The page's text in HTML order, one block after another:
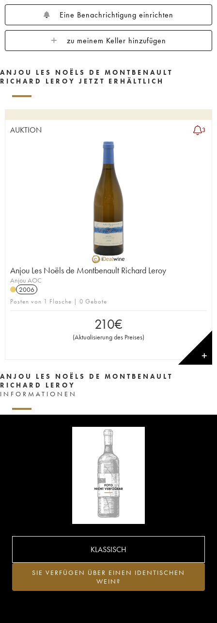
Eine Benachrichtigung einrichten
zu meinem Keller hinzufügen
ANJOU LES NOËLS DE MONTBENAULT
RICHARD LEROY JETZT ERHÄLTLICH
AUKTION 3
Anjou Les Noëls de Montbenault Richard Leroy
Anjou AOC
2006
Posten von 1 Flasche | 0 Gebote
210€
(Aktualisierung des Preises)
✕
ANJOU LES NOËLS DE MONTBENAULT
RICHARD LEROY
INFORMATIONEN
KLASSISCH
SIE VERFÜGEN ÜBER EINEN IDENTISCHEN
WEIN?